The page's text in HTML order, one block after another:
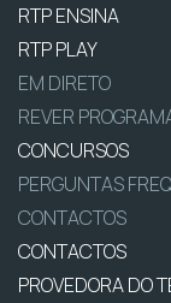
RTP ENSINA
RTP PLAY
EM DIRETO
REVER
CONCURSOS
PERGUNTAS
CONTACTOS
CONTACTOS
PROVEDORA DO